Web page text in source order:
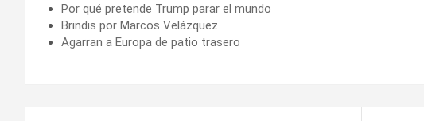
Por qué pretende Trump parar el mundo
Brindis por Marcos Velázquez
Agarran a Europa de patio trasero